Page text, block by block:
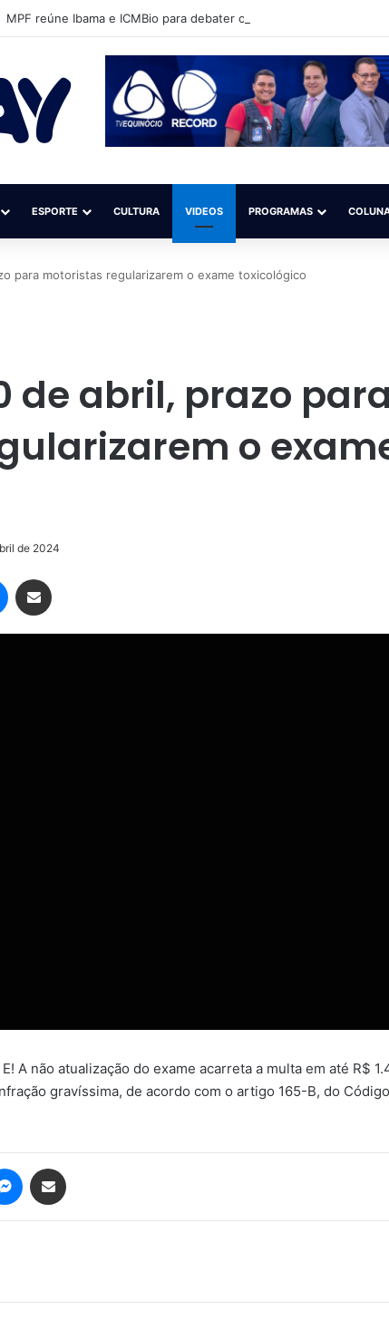
MPF reúne Ibama e ICMBio para debater o aperfeiçoamento da
ESPORTE CULTURA VIDEOS PROGRAMAS
para motoristas regularizarem o exame toxicológico
de abril, prazo para
o
de 2024
Messenger
A não atualização do exame acarreta a multa em até R$
gravíssima, de acordo com o artigo 165-B, do
Messenger